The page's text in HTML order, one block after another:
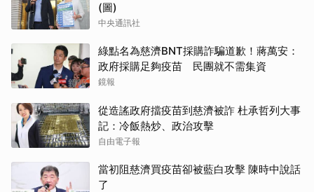
(圖)
中央通訊社
綠點名為慈濟BNT採購詐騙道歉！蔣萬安：
政府採購足夠疫苗 民團就不需集資
鏡報
從造謠政府擋疫苗到慈濟被詐 杜承哲列大事
記：冷飯熱炒、政治攻擊
自由電子報
當初阻慈濟買疫苗卻被藍白攻擊 陳時中說話
了